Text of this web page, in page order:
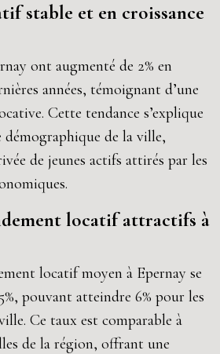
stable et en croissance
ont augmenté de 2% en
années, témoignant d’une
Cette tendance s’explique
démographique de la ville,
de jeunes actifs attirés par les
locatif attractifs à
locatif moyen à Epernay se
pouvant atteindre 6% pour les
Ce taux est comparable à
de la région, offrant une